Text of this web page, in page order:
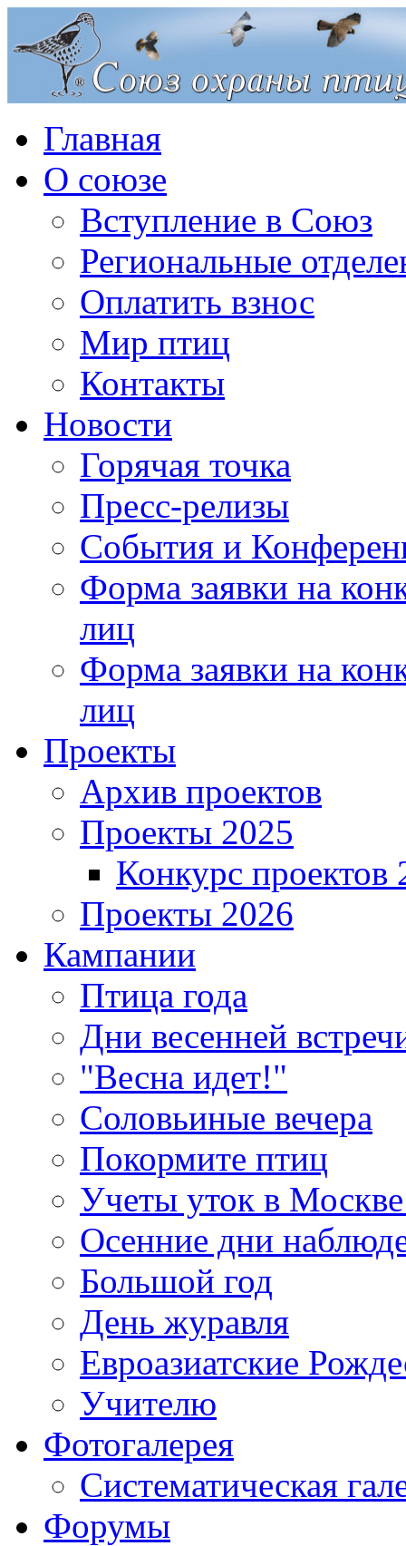
Главная
О союзе
Вступление в Союз
Региональные
Оплатить взнос
Мир птиц
Контакты
Новости
Горячая точка
Пресс-релизы
События и
Форма заявки на
лиц
Форма заявки на
лиц
Проекты
Архив проектов
Проекты 2025
Конкурс проектов
Проекты 2026
Кампании
Птица года
Дни весенней
"Весна идет!"
Соловьиные вечера
Покормите птиц
Учеты уток в
Осенние дни
Большой год
День журавля
Евроазиатские
Учителю
Фотогалерея
Систематическая
Форумы